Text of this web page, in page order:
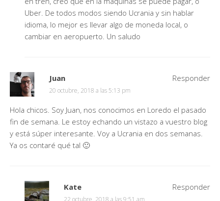
Uber. De todos modos siendo Ucrania y sin hablar
idioma, lo mejor es llevar algo de moneda local, o
cambiar en aeropuerto. Un saludo
Juan
20 octubre, 2018 a las 5:13 pm
Hola chicos. Soy Juan, nos conocimos en Loredo el pasado
fin de semana. Le estoy echando un vistazo a vuestro blog
y está súper interesante. Voy a Ucrania en dos semanas.
Ya os contaré qué tal 🙂
Responder
Kate
22 octubre, 2018 a las 9:51 am
Responder